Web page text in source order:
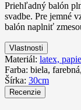
Priehľadný balón
svadbe. Pre jemné
balón naplniť
Vlastnosti
Materiál: latex,
Farba: biela,
Šírka: 30cm
Recenzie